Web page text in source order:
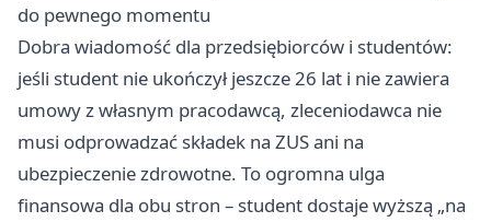
do pewnego momentu
Dobra wiadomość dla przedsiębiorców i studentów:
jeśli student nie ukończył jeszcze 26 lat i nie zawiera
umowy z własnym pracodawcą, zleceniodawca nie
musi odprowadzać składek na ZUS ani na
ubezpieczenie zdrowotne. To ogromna ulga
finansowa dla obu stron – student dostaje wyższą „na